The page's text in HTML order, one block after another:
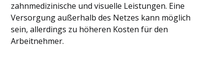
zahnmedizinische und visuelle Leistungen. Eine
Versorgung außerhalb des Netzes kann möglich
sein, allerdings zu höheren Kosten für den
Arbeitnehmer.